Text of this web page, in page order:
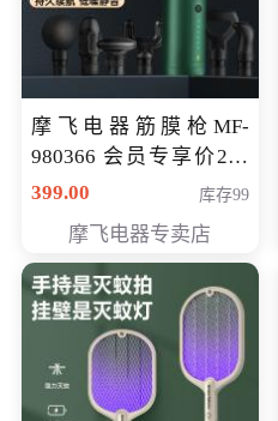
摩飞电器筋膜枪MF-
980366 会员专享价299
元
399.00 库存99
摩飞电器专卖店